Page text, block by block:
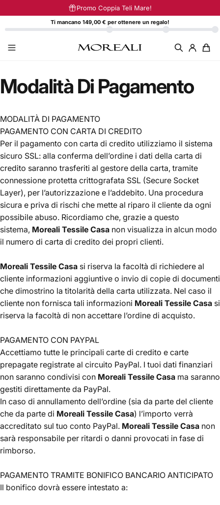
Vai direttamente ai contenutiPromo Coppia Teli Mare!
Ti mancano 149,00 € per ottenere un regalo!
Modalità DiPagamento
MODALITÀ DI PAGAMENTO
PAGAMENTO CON CARTA DI CREDITO
Per il pagamento con carta di credito utilizziamo il sistema
sicuro SSL: alla conferma dell’ordine i dati della carta di
credito saranno trasferiti al gestore della carta, tramite
connessione protetta crittografata SSL (Secure Socket
Layer), per l’autorizzazione e l’addebito. Una procedura
sicura e priva di rischi che mette al riparo il cliente da ogni
possibile abuso. Ricordiamo che, grazie a questo
sistema, Moreali Tessile Casa non visualizza in alcun modo
il numero di carta di credito dei propri clienti.
Moreali Tessile Casa si riserva la facoltà di richiedere al
cliente informazioni aggiuntive o invio di copie di documenti
che dimostrino la titolarità della carta utilizzata. Nel caso il
cliente non fornisca tali informazioni Moreali Tessile Casa si
riserva la facoltà di non accettare l’ordine di acquisto.
PAGAMENTO CON PAYPAL
Accettiamo tutte le principali carte di credito e carte
prepagate registrate al circuito PayPal. I tuoi dati finanziari
non saranno condivisi con Moreali Tessile Casa ma saranno
gestiti direttamente da PayPal.
In caso di annullamento dell’ordine (sia da parte del cliente
che da parte di Moreali Tessile Casa) l’importo verrà
accreditato sul tuo conto PayPal. Moreali Tessile Casa non
sarà responsabile per ritardi o danni provocati in fase di
rimborso.
PAGAMENTO TRAMITE BONIFICO BANCARIO ANTICIPATO
Il bonifico dovrà essere intestato a: